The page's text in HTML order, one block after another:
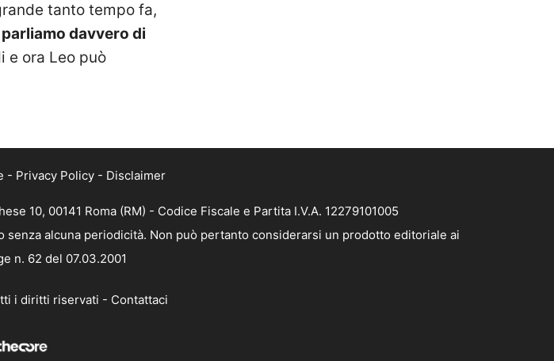
tanto tempo fa,
davvero di
e ora Leo può
- Privacy Policy - Disclaimer
10, 00141 Roma (RM) - Codice Fiscale e Partita I.V.A. 12279101005
alcuna periodicità. Non può pertanto considerarsi un prodotto editoriale ai
n. 62 del 07.03.2001
i diritti riservati - Contattaci